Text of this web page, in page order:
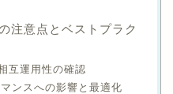
注意点とベストプラク
互運用性の確認
ンスへの影響と最適化